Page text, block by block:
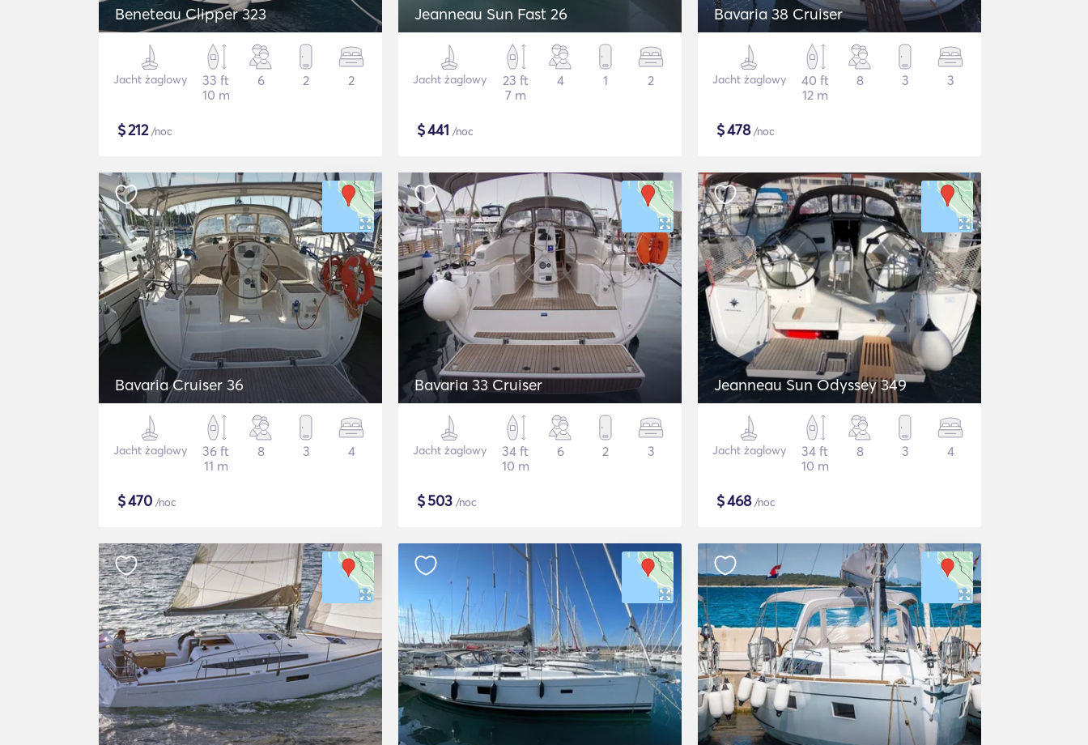
Beneteau Clipper 323
Jacht żaglowy
33 ft
10 m
6 2 2
$212/noc
Jeanneau Sun Fast 26
Jacht żaglowy
23 ft
7 m
4 1 2
$441 /noc
Bavaria 38 Cruiser
Jacht żaglowy
40 ft
12 m
8 3 3
$478/noc
Bavaria Cruiser 36
Jacht żaglowy
36 ft
11 m
8 3 4
$470 /noc
Bavaria 33 Cruiser
Jacht żaglowy
34 ft
10 m
6 2 3
$503 /noc
Jeanneau Sun Odyssey 349
Jacht żaglowy
34 ft
10 m
8 3 4
$468/noc